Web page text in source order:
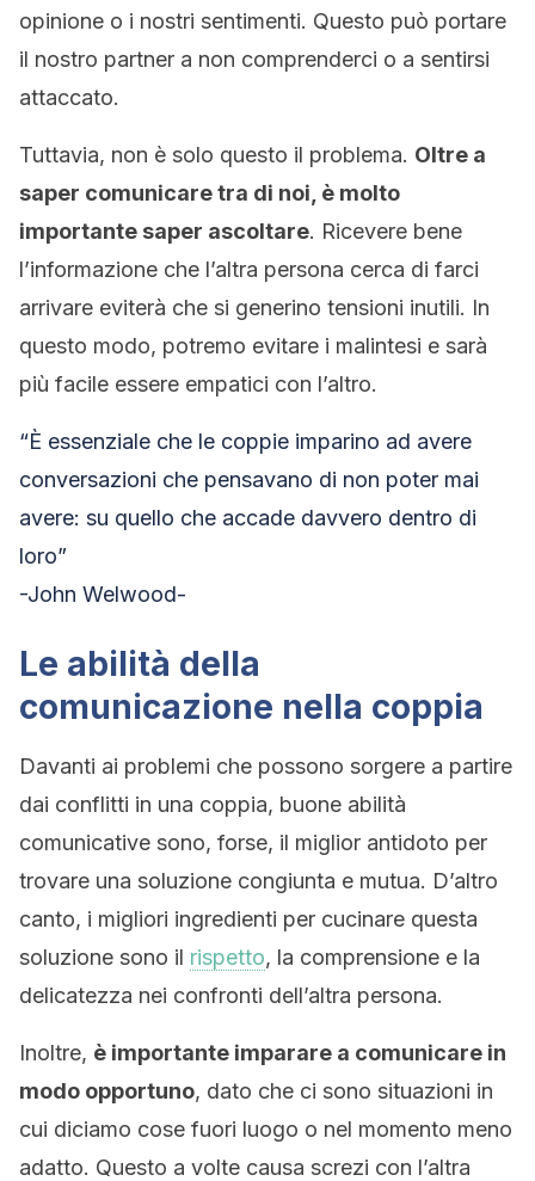
opinione o i nostri sentimenti. Questo può portare
il nostro partner a non comprenderci o a sentirsi
attaccato.
Tuttavia, non è solo questo il problema. Oltre a
saper comunicare tra di noi, è molto
importante saper ascoltare. Ricevere bene
l’informazione che l’altra persona cerca di farci
arrivare eviterà che si generino tensioni inutili. In
questo modo, potremo evitare i malintesi e sarà
più facile essere empatici con l’altro.
“È essenziale che le coppie imparino ad avere
conversazioni che pensavano di non poter mai
avere: su quello che accade davvero dentro di
loro”
-John Welwood-
Le abilità della
comunicazione nella coppia
Davanti ai problemi che possono sorgere a partire
dai conflitti in una coppia, buone abilità
comunicative sono, forse, il miglior antidoto per
trovare una soluzione congiunta e mutua. D’altro
canto, i migliori ingredienti per cucinare questa
soluzione sono il rispetto, la comprensione e la
delicatezza nei confronti dell’altra persona.
Inoltre, è importante imparare a comunicare in
modo opportuno, dato che ci sono situazioni in
cui diciamo cose fuori luogo o nel momento meno
adatto. Questo a volte causa screzi con l’altra